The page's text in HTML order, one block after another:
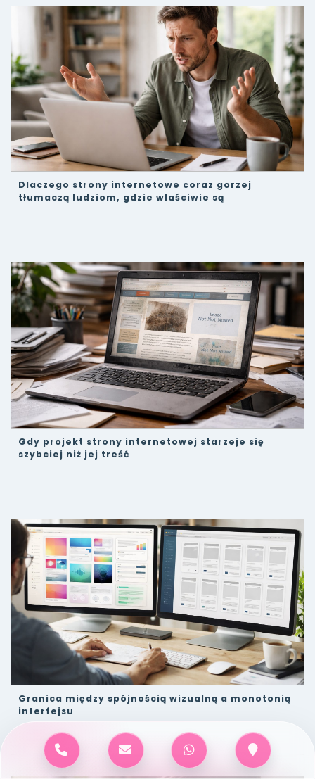
Dlaczego strony internetowe coraz gorzej
tłumaczą ludziom, gdzie właściwie są
Gdy projekt strony internetowej starzeje się
szybciej niż jej treść
Granica między spójnością wizualną a monotonią
interfejsu